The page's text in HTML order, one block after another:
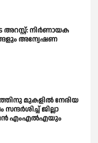
അറസ്റ്റ്: നിർണായക
അന്വേഷണ
മുകളില്‍ നേരിയ
സന്ദര്‍ശിച്ച് ജില്ലാ
എംഎല്‍എയും